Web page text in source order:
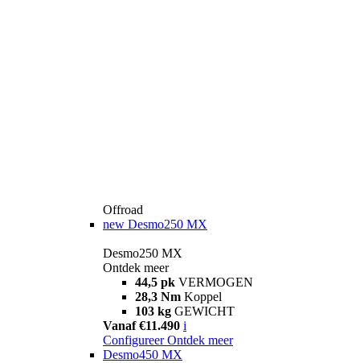
Offroad
new Desmo250 MX
Desmo250 MX
Ontdek meer
44,5 pk VERMOGEN
28,3 Nm Koppel
103 kg GEWICHT
Vanaf €11.490 i
Configureer Ontdek meer
Desmo450 MX